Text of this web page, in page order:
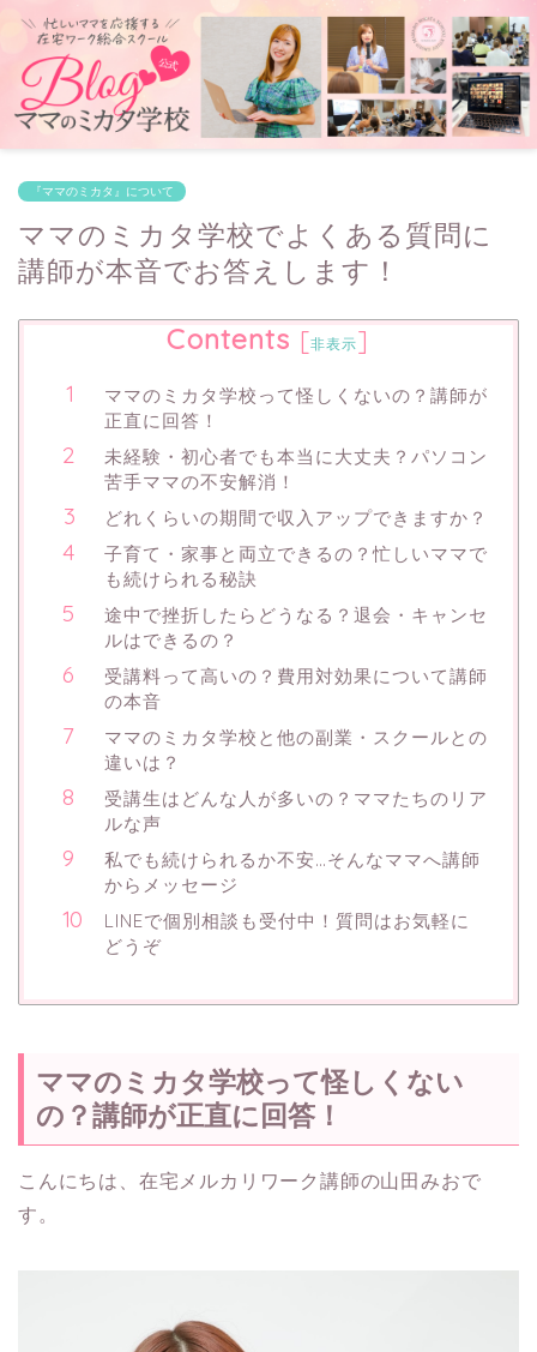
『ママのミカタ』について
ママのミカタ学校でよくある質問に
講師が本音でお答えします！
Contents [非表示]
ママのミカタ学校って怪しくないの？講師が
正直に回答！
未経験・初心者でも本当に大丈夫？パソコン
苦手ママの不安解消！
どれくらいの期間で収入アップできますか？
子育て・家事と両立できるの？忙しいママで
も続けられる秘訣
途中で挫折したらどうなる？退会・キャンセ
ルはできるの？
受講料って高いの？費用対効果について講師
の本音
ママのミカタ学校と他の副業・スクールとの
違いは？
受講生はどんな人が多いの？ママたちのリア
ルな声
私でも続けられるか不安…そんなママへ講師
からメッセージ
LINEで個別相談も受付中！質問はお気軽に
どうぞ
ママのミカタ学校って怪しくない
の？講師が正直に回答！
こんにちは、在宅メルカリワーク講師の山田みおで
す。